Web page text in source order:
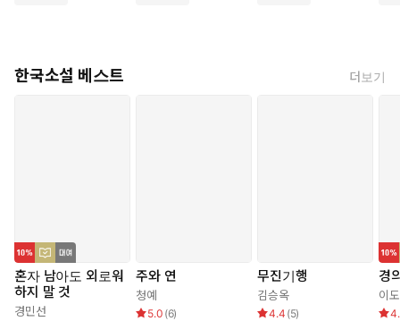
한국소설 베스트 더보기
혼자 남아도 외로워
하지 말 것
경민선
주와 연
청예
5.0 (6)
무진기행
김승옥
4.4 (5)
경
이